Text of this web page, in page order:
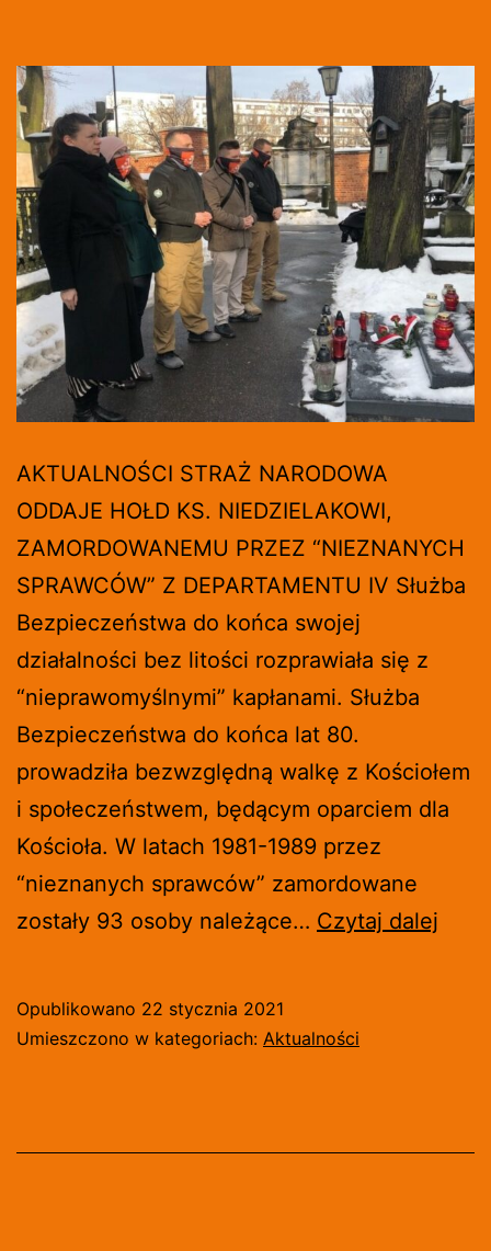
AKTUALNOŚCI STRAŻ NARODOWA
ODDAJE HOŁD KS. NIEDZIELAKOWI,
ZAMORDOWANEMU PRZEZ “NIEZNANYCH
SPRAWCÓW” Z DEPARTAMENTU IV Służba
Bezpieczeństwa do końca swojej
działalności bez litości rozprawiała się z
“nieprawomyślnymi” kapłanami. Służba
Bezpieczeństwa do końca lat 80.
prowadziła bezwzględną walkę z Kościołem
i społeczeństwem, będącym oparciem dla
Kościoła. W latach 1981-1989 przez
“nieznanych sprawców” zamordowane
zostały 93 osoby należące… Czytaj dalej
Opublikowano 22 stycznia 2021
Umieszczono w kategoriach: Aktualności